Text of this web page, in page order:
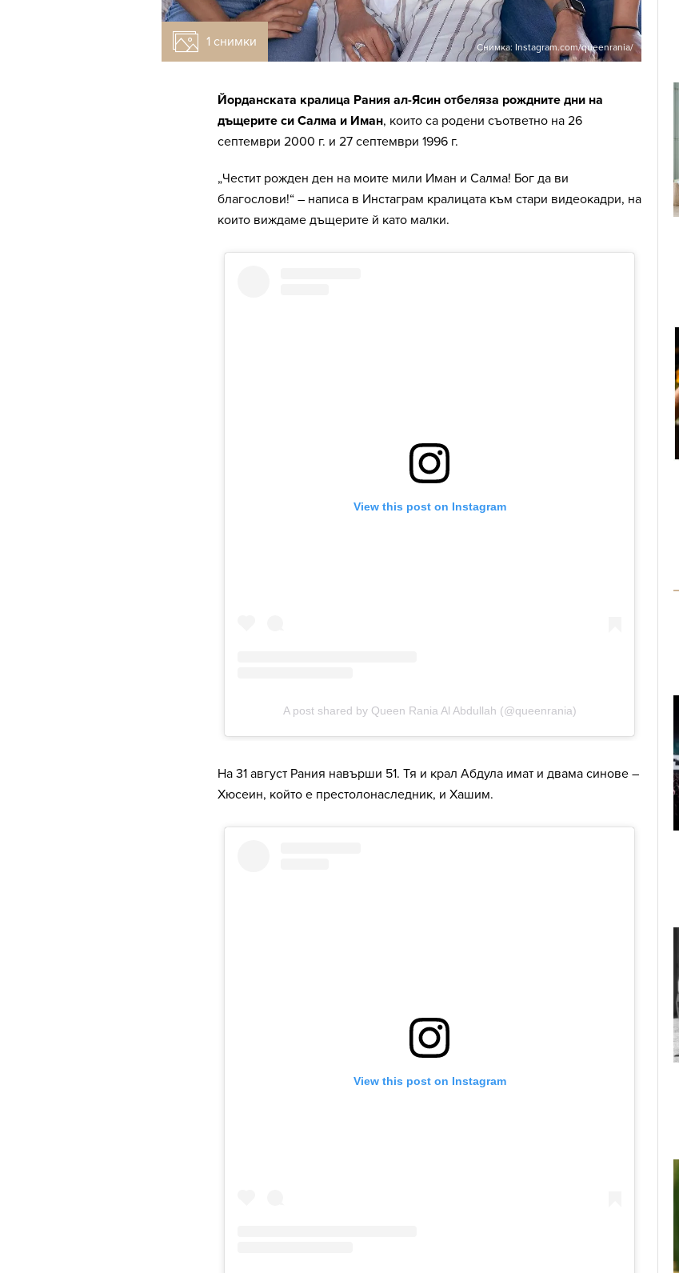
1 снимки Снимка: Instagram.com/queenrania/
Йорданската кралица Рания ал-Ясин отбеляза рождните дни на
дъщерите си Салма и Иман, които са родени съответно на 26
септември 2000 г. и 27 септември 1996 г.
„Честит рожден ден на моите мили Иман и Салма! Бог да ви
благослови!“ – написа в Инстаграм кралицата към стари видеокадри, на
които виждаме дъщерите й като малки.
На 31 август Рания навърши 51. Тя и крал Абдула имат и двама синове –
Хюсеин, който е престолонаследник, и Хашим.